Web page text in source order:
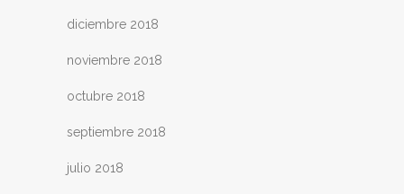
diciembre 2018
noviembre 2018
octubre 2018
septiembre 2018
julio 2018